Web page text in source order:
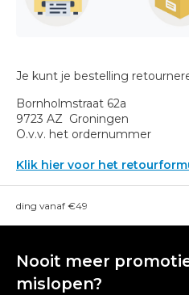
Je kunt je bestelling
Bornholmstraat 62a
9723 AZ Groningen
O.v.v. het ordernummer
Klik hier voor het
vanaf €49
Nooit meer
mislopen?